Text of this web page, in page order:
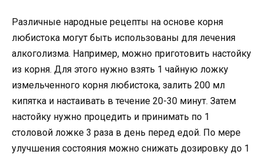
Различные народные рецепты на основе корня
любистока могут быть использованы для лечения
алкоголизма. Например, можно приготовить настойку
из корня. Для этого нужно взять 1 чайную ложку
измельченного корня любистока, залить 200 мл
кипятка и настаивать в течение 20-30 минут. Затем
настойку нужно процедить и принимать по 1
столовой ложке 3 раза в день перед едой. По мере
улучшения состояния можно снижать дозировку до 1